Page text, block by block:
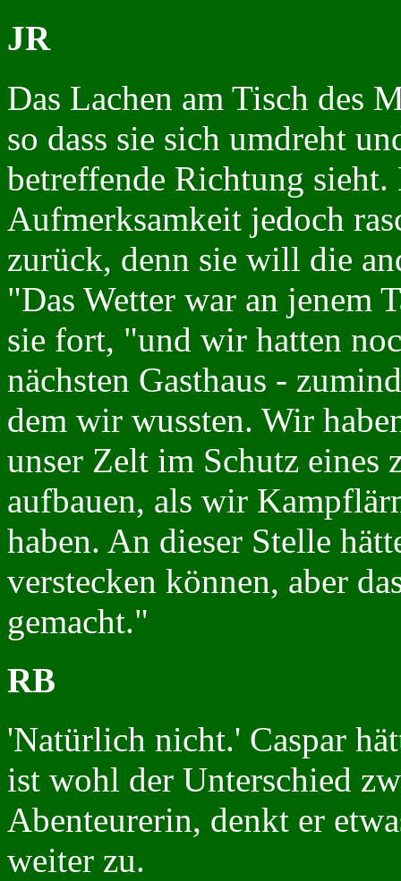
JR
Das Lachen am Tisch des
so dass sie sich umdreht
betreffende Richtung
Aufmerksamkeit jedoch
zurück, denn sie will die
"Das Wetter war an jenem
sie fort, "und wir hatten
nächsten Gasthaus -
dem wir wussten. Wir
unser Zelt im Schutz eines
aufbauen, als wir
haben. An dieser Stelle
verstecken können, aber
gemacht."
RB
'Natürlich nicht.' Caspar
ist wohl der Unterschied
Abenteurerin, denkt er
weiter zu.